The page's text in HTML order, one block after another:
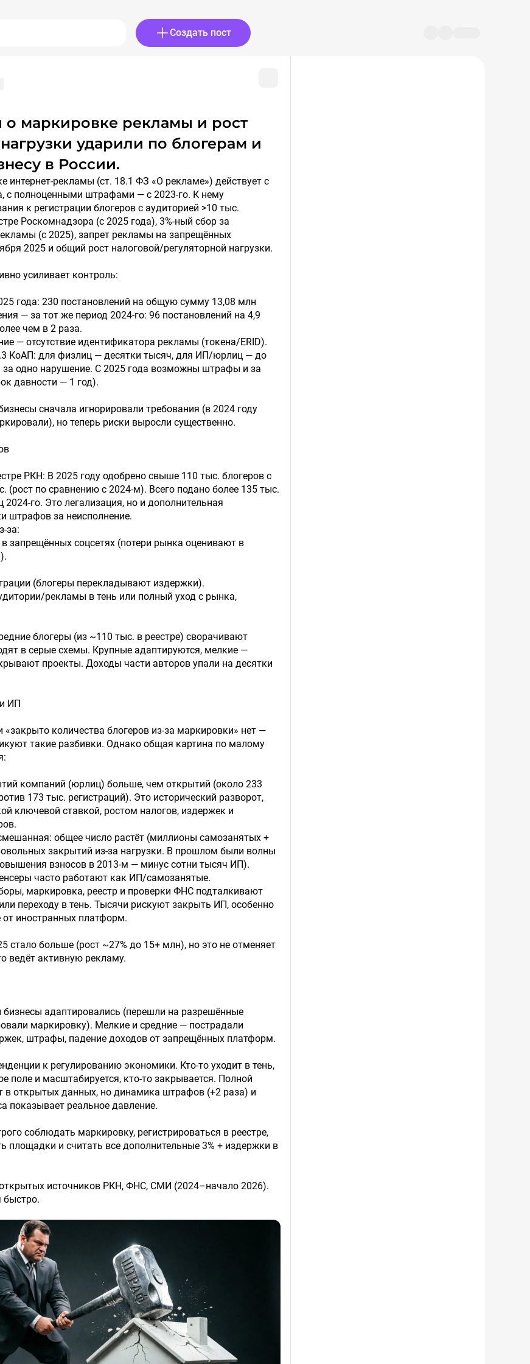
Создать пост
ударили по блогерам и
в России.
с полноценными штрафами — с 2023-го. К нему
к регистрации блогеров с аудиторией >10 тыс.
Роскомнадзора (с 2025 года), 3%-ный сбор за
(с 2025), запрет рекламы на запрещённых
2025 и общий рост налоговой/регуляторной нагрузки.
усиливает контроль:
года: 230 постановлений на общую сумму 13,08 млн
— за тот же период 2024-го: 96 постановлений на 4,9
чем в 2 раза.
— отсутствие идентификатора рекламы (токена/ERID).
КоАП: для физлиц — десятки тысяч, для ИП/юрлиц — до
за одно нарушение. С 2025 года возможны штрафы и за
давности — 1 год).
сначала игнорировали требования (в 2024 году
но теперь риски выросли существенно.
РКН: В 2025 году одобрено свыше 110 тыс. блогеров с
(рост по сравнению с 2024-м). Всего подано более 135 тыс.
2024-го. Это легализация, но и дополнительная
штрафов за неисполнение.
за:
запрещённых соцсетях (потери рынка оценивают в
(блогеры перекладывают издержки).
рекламы в тень или полный уход с рынка,
блогеры (из ~110 тыс. в реестре) сворачивают
в серые схемы. Крупные адаптируются, мелкие —
проекты. Доходы части авторов упали на десятки
ИП
«закрыто количества блогеров из-за маркировки» нет —
такие разбивки. Однако общая картина по малому
компаний (юрлиц) больше, чем открытий (около 233
173 тыс. регистраций). Это исторический разворот,
ключевой ставкой, ростом налогов, издержек и
общее число растёт (миллионы самозанятых +
закрытий из-за нагрузки. В прошлом были волны
взносов в 2013-м — минус сотни тысяч ИП).
часто работают как ИП/самозанятые.
маркировка, реестр и проверки ФНС подталкивают
переходу в тень. Тысячи рискуют закрыть ИП, особенно
иностранных платформ.
стало больше (рост ~27% до 15+ млн), но это не отменяет
ведёт активную рекламу.
бизнесы адаптировались (перешли на разрешённые
маркировку). Мелкие и средние — пострадали
штрафы, падение доходов от запрещённых платформ.
к регулированию экономики. Кто-то уходит в тень,
поле и масштабируется, кто-то закрывается. Полной
в открытых данных, но динамика штрафов (+2 раза) и
показывает реальное давление.
соблюдать маркировку, регистрироваться в реестре,
площадки и считать все дополнительные 3% + издержки в
источников РКН, ФНС, СМИ (2024–начало 2026).
быстро.